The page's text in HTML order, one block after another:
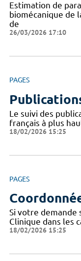
Estimation de
biomécanique de
de
26/03/2026 17:10
PAGES
Le suivi des
français à plus
18/02/2026 15:25
PAGES
Si votre demande
Clinique dans les
18/02/2026 15:25